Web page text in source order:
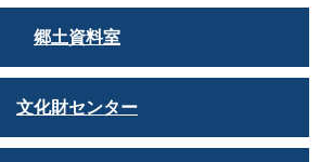
郷土資料室
文化財センター